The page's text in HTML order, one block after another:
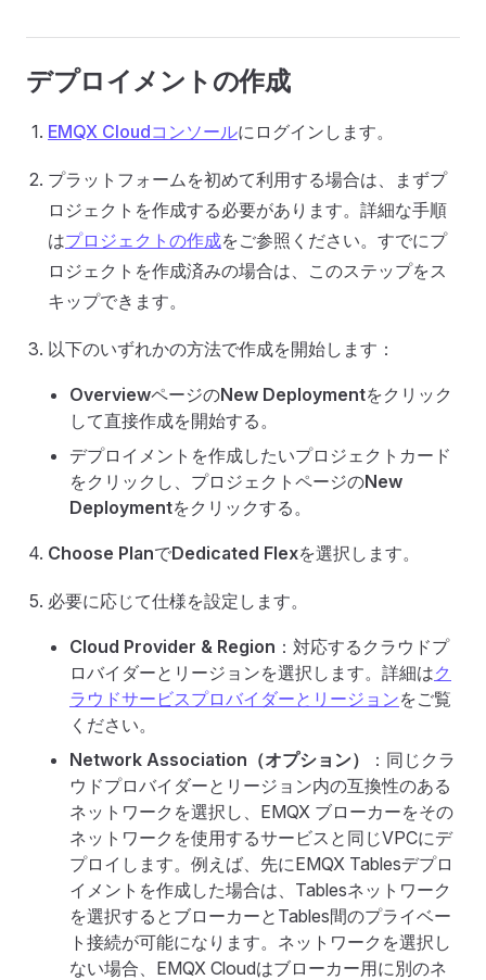
デプロイメントの作成
EMQX Cloudコンソールにログインします。
プラットフォームを初めて利用する場合は、まずプ
ロジェクトを作成する必要があります。詳細な手順
はプロジェクトの作成をご参照ください。すでにプ
ロジェクトを作成済みの場合は、このステップをス
キップできます。
以下のいずれかの方法で作成を開始します：
OverviewページのNew Deploymentをクリック
して直接作成を開始する。
デプロイメントを作成したいプロジェクトカード
をクリックし、プロジェクトページのNew
Deploymentをクリックする。
Choose PlanでDedicated Flexを選択します。
必要に応じて仕様を設定します。
Cloud Provider & Region ：対応するクラウドプ
ロバイダーとリージョンを選択します。詳細はク
ラウドサービスプロバイダーとリージョンをご覧
ください。
Network Association（オプション）
：同じクラ
ウドプロバイダーとリージョン内の互換性のある
ネットワークを選択し、EMQX ブローカーをその
ネットワークを使用するサービスと同じVPCにデ
プロイします。例えば、先にEMQX Tablesデプロ
イメントを作成した場合は、Tablesネットワーク
を選択するとブローカーとTables間のプライベー
ト接続が可能になります。ネットワークを選択し
ない場合、EMQX Cloudはブローカー用に別のネ